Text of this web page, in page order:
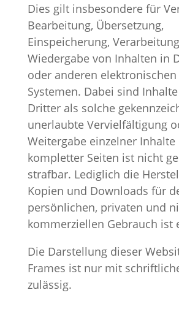
Dies gilt insbesondere für
Bearbeitung, Übersetzung,
Einspeicherung,
Wiedergabe von Inhalten in
oder anderen
Systemen. Dabei sind
Dritter als solche
unerlaubte Vervielfältigung
Weitergabe einzelner Inhalte
kompletter Seiten ist nicht
strafbar. Lediglich die
Kopien und Downloads für
persönlichen, privaten und
kommerziellen Gebrauch ist
Die Darstellung dieser
Frames ist nur mit
zulässig.